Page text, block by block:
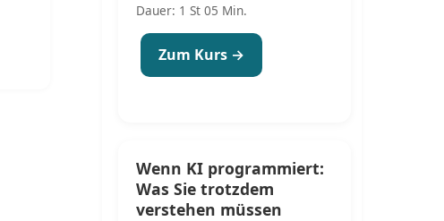
Dauer: 1 St 05 Min.
Zum Kurs →
Wenn KI programmiert:
Was Sie trotzdem
verstehen müssen